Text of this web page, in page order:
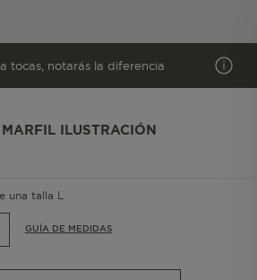
tocas, notarás la diferencia
ILUSTRACIÓN
una talla L
GUÍA DE MEDIDAS